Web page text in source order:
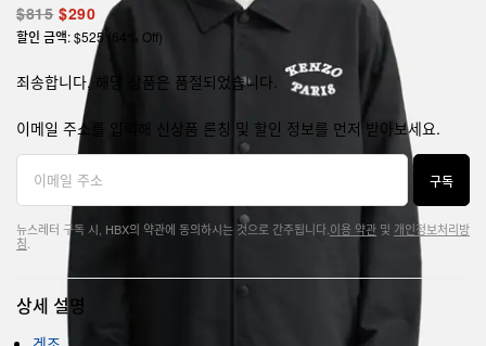
$815 $290
할인 금액: $525 (64% Off)
죄송합니다, 해당 상품은 품절되었습니다.
이메일 주소를 입력해 신상품 론칭 및 할인 정보를 먼저 받아보세요.
구독
뉴스레터 구독 시, HBX의 약관에 동의하시는 것으로 간주됩니다. 이용 약관 및 개인정보처리방
침
상세 설명